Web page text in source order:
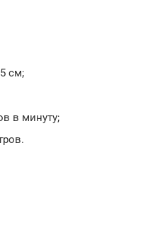
см;
в минуту;